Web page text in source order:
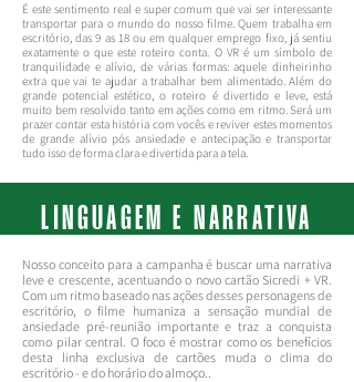
É este sentimento real e super comum que vai ser interessante
transportar para o mundo do nosso filme. Quem trabalha em
escritório, das 9 as 18 ou em qualquer emprego fixo, já sentiu
exatamente o que este roteiro conta. O VR é um símbolo de
tranquilidade e alívio, de várias formas: aquele dinheirinho
extra que vai te ajudar a trabalhar bem alimentado. Além do
grande potencial estético, o roteiro é divertido e leve, está
muito bem resolvido tanto em ações como em ritmo. Será um
prazer contar esta história com vocês e reviver estes momentos
de grande alívio pós ansiedade e antecipação e transportar
tudo isso de forma clara e divertida para a tela.
LINGUAGEM E NARRATIVA
Nosso conceito para a campanha é buscar uma narrativa
leve e crescente, acentuando o novo cartão Sicredi + VR.
Com um ritmo baseado nas ações desses personagens de
escritório, o filme humaniza a sensação mundial de
ansiedade pré-reunião importante e traz a conquista
como pilar central. O foco é mostrar como os benefícios
desta linha exclusiva de cartões muda o clima do
escritório - e do horário do almoço..